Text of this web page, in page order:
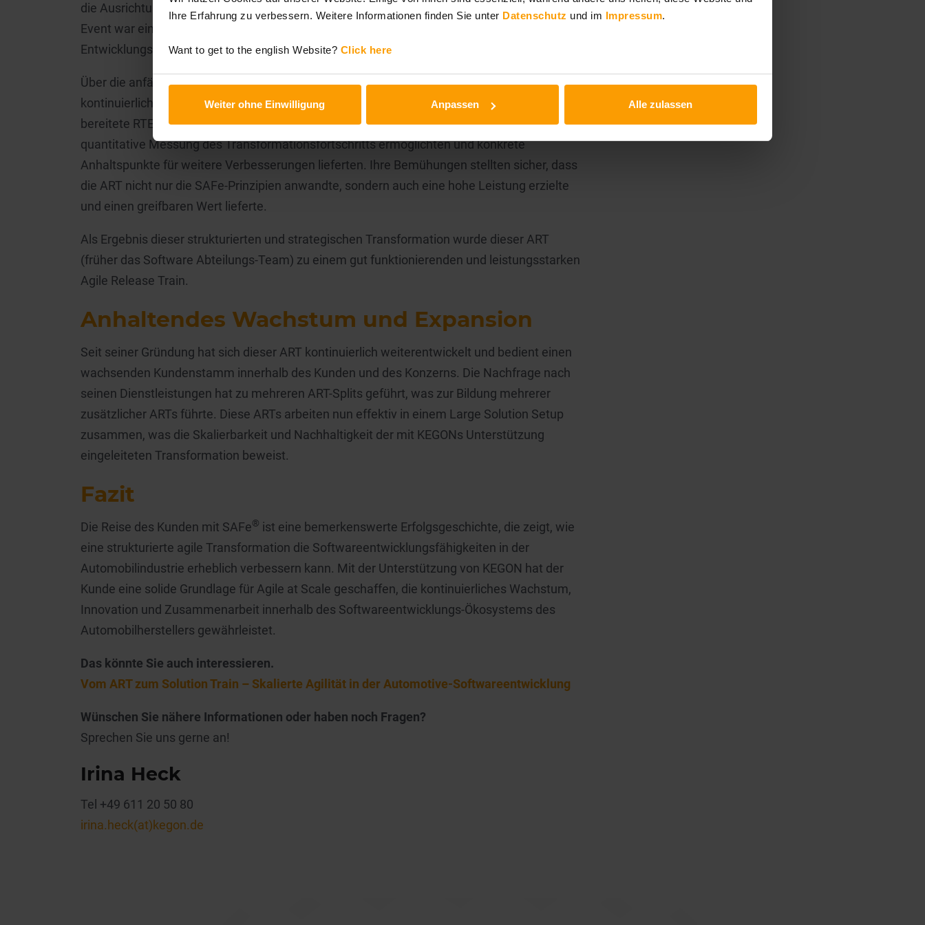
Ihre Erfahrung zu verbessern. Weitere Informationen finden Sie unter Datenschutz und im Impressum.
Want to get to the english Website? Click here
Weiter ohne Einwilligung Anpassen Alle zulassen
die Ausrichtung und Bereitschaft auf allen Ebenen sicherzustellen. Das erste PI Planning
Event war ein wichtiger Meilenstein, der den Beginn eines strukturierten, iterativen
Entwicklungsprozesses markierte.
Über die anfängliche Einrichtung hinaus unterstützte KEGON den Kunden durch
kontinuierliches Coaching und Mentoring bei der Transformation. Das Team von KEGON
bereitete RTE auf die Durchführung regelmäßiger Business Agility Assessments vor, die eine
quantitative Messung des Transformationsfortschritts ermöglichten und konkrete
Anhaltspunkte für weitere Verbesserungen lieferten. Ihre Bemühungen stellten sicher, dass
die ART nicht nur die SAFe-Prinzipien anwandte, sondern auch eine hohe Leistung erzielte
und einen greifbaren Wert lieferte.
Als Ergebnis dieser strukturierten und strategischen Transformation wurde dieser ART
(früher das Software Abteilungs-Team) zu einem gut funktionierenden und leistungsstarken
Agile Release Train.
Anhaltendes Wachstum und Expansion
Seit seiner Gründung hat sich dieser ART kontinuierlich weiterentwickelt und bedient einen
wachsenden Kundenstamm innerhalb des Kunden und des Konzerns. Die Nachfrage nach
seinen Dienstleistungen hat zu mehreren ART-Splits geführt, was zur Bildung mehrerer
zusätzlicher ARTs führte. Diese ARTs arbeiten nun effektiv in einem Large Solution Setup
zusammen, was die Skalierbarkeit und Nachhaltigkeit der mit KEGONs Unterstützung
eingeleiteten Transformation beweist.
Fazit
Die Reise des Kunden mit SAFe® ist eine bemerkenswerte Erfolgsgeschichte, die zeigt, wie
eine strukturierte agile Transformation die Softwareentwicklungsfähigkeiten in der
Automobilindustrie erheblich verbessern kann. Mit der Unterstützung von KEGON hat der
Kunde eine solide Grundlage für Agile at Scale geschaffen, die kontinuierliches Wachstum,
Innovation und Zusammenarbeit innerhalb des Softwareentwicklungs-Ökosystems des
Automobilherstellers gewährleistet.
Das könnte Sie auch interessieren.
Vom ART zum Solution Train – Skalierte Agilität in der Automotive-Softwareentwicklung
Wünschen Sie nähere Informationen oder haben noch Fragen?
Sprechen Sie uns gerne an!
Irina Heck
Tel +49 611 20 50 80
irina.heck(at)kegon.de